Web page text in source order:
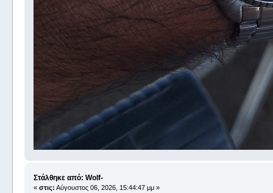
Στάλθηκε από: Wolf-
« στις: Αύγουστος 06, 2026, 15:44:47 μμ »